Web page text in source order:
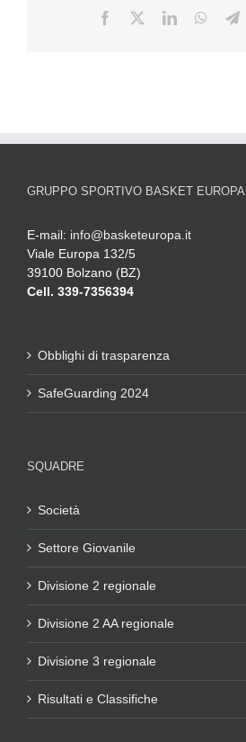
GRUPPO SPORTIVO BASKET EUROPA
E-mail: info@basketeuropa.it
Viale Europa 132/5
39100 Bolzano (BZ)
Cell. 339-7356394
Obblighi di trasparenza
SafeGuarding 2024
SQUADRE
Società
Settore Giovanile
Divisione 2 regionale
Divisione 2 AA regionale
Divisione 3 regionale
Risultati e Classifiche